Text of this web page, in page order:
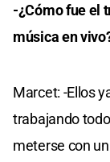
-¿Cómo fue el
música en
Marcet: -Ellos
trabajando
meterse con